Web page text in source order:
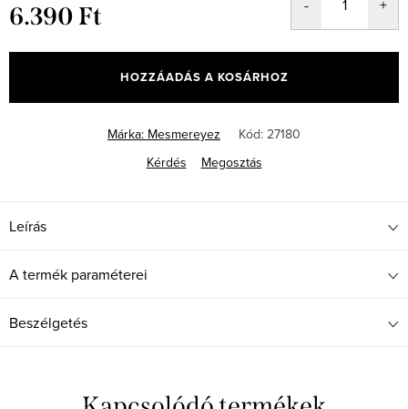
6.390 Ft
HOZZÁADÁS A KOSÁRHOZ
Márka: Mesmereyez Kód: 27180
Kérdés
Megosztás
Leírás
A termék paraméterei
Beszélgetés